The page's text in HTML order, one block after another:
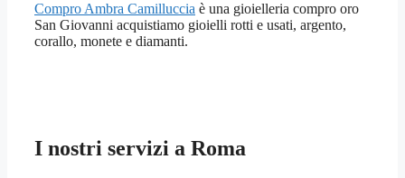
Compro Ambra Camilluccia è una gioielleria compro oro
San Giovanni acquistiamo gioielli rotti e usati, argento,
corallo, monete e diamanti.
I nostri servizi a Roma